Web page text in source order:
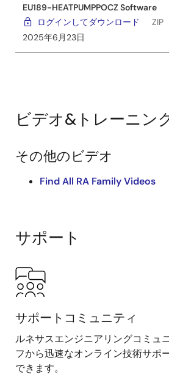
EU189-HEATPUMPPOCZ Software
ログインしてダウンロード
ZIP
2025年6月23日
ビデオ&トレーニン
その他のビデオ
Find All RA Family Videos
サポート
サポートコミュニティ
ルネサスエンジニアリングコミュ
フから迅速なオンライン技術サポ
できます。